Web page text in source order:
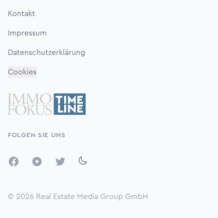
Kontakt
Impressum
Datenschutzerklärung
Cookies
FOLGEN SIE UNS
FacebookYouTubeTwitter
© 2026 Real Estate Media Group GmbH